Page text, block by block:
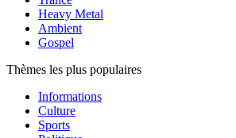
Heavy Metal
Ambient
Gospel
Thèmes les plus populaires
Informations
Culture
Sports